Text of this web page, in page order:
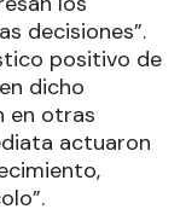
decisiones”.
positivo de
dicho
en otras
actuaron